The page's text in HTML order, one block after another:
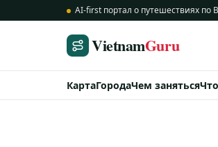
AI-first портал о путешествиях по
VietnamGuru
КартаГородаЧем заняться